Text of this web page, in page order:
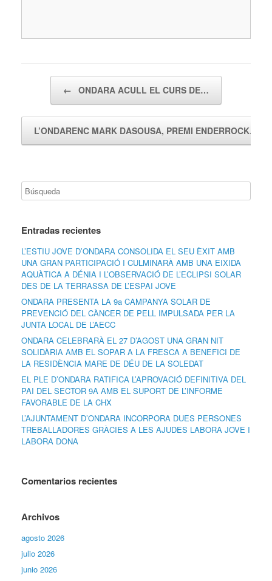
← ONDARA ACULL EL CURS DE…
L’ONDARENC MARK DASOUSA, PREMI ENDERROCK…
Entradas recientes
L’ESTIU JOVE D’ONDARA CONSOLIDA EL SEU ÈXIT AMB
UNA GRAN PARTICIPACIÓ I CULMINARÀ AMB UNA EIXIDA
AQUÀTICA A DÉNIA I L’OBSERVACIÓ DE L’ECLIPSI SOLAR
DES DE LA TERRASSA DE L’ESPAI JOVE
ONDARA PRESENTA LA 9a CAMPANYA SOLAR DE
PREVENCIÓ DEL CÀNCER DE PELL IMPULSADA PER LA
JUNTA LOCAL DE L’AECC
ONDARA CELEBRARÀ EL 27 D’AGOST UNA GRAN NIT
SOLIDÀRIA AMB EL SOPAR A LA FRESCA A BENEFICI DE
LA RESIDÈNCIA MARE DE DÉU DE LA SOLEDAT
EL PLE D’ONDARA RATIFICA L’APROVACIÓ DEFINITIVA DEL
PAI DEL SECTOR 9A AMB EL SUPORT DE L’INFORME
FAVORABLE DE LA CHX
L’AJUNTAMENT D’ONDARA INCORPORA DUES PERSONES
TREBALLADORES GRÀCIES A LES AJUDES LABORA JOVE I
LABORA DONA
Comentarios recientes
Archivos
agosto 2026
julio 2026
junio 2026